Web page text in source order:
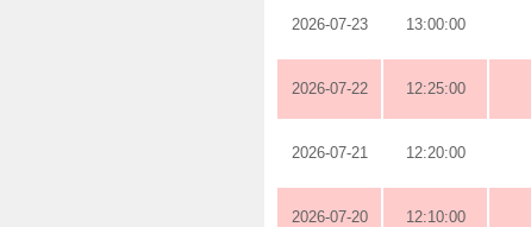
2026-07-23 13:00:00
2026-07-22 12:25:00
2026-07-21 12:20:00
2026-07-20 12:10:00